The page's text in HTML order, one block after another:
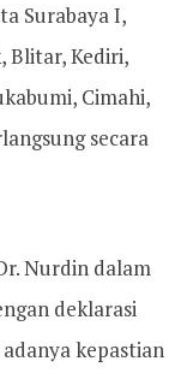
Surabaya I,
Blitar, Kediri,
Cimahi,
secara
Nurdin dalam
deklarasi
kepastian